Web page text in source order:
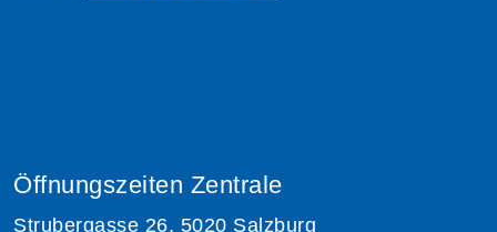
Öffnungszeiten Zentrale
Strubergasse 26, 5020 Salzburg